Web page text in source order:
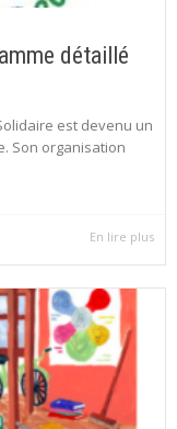
détaillé
est devenu un
Son organisation
En lire plus